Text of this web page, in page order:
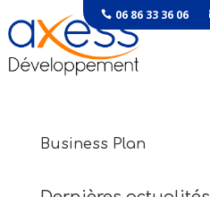
06 86 33 36 06
Business Plan